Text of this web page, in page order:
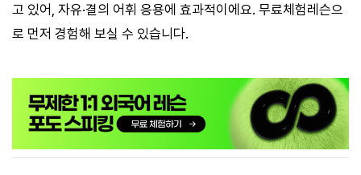
고 있어, 자유·결의 어휘 응용에 효과적이에요. 무료체험레슨으
로 먼저 경험해 보실 수 있습니다.